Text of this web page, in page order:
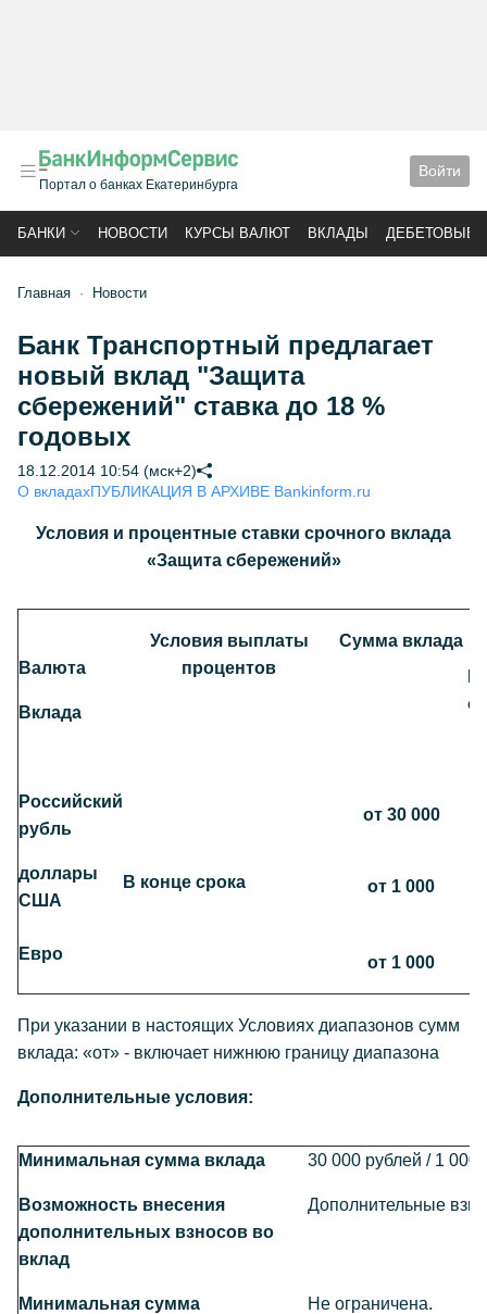
Портал о банках Екатеринбурга
Войти
БАНКИ НОВОСТИ КУРСЫ ВАЛЮТ ВКЛАДЫ ДЕБЕТОВЫЕ
Главная Новости
Банк Транспортный предлагает
новый вклад "Защита
сбережений" ставка до 18 %
годовых
18.12.2014 10:54 (мск+2)
О вкладахПУБЛИКАЦИЯ В АРХИВЕ Bankinform.ru
Условия и процентные ставки срочного вклада
«Защита сбережений»
Валюта
Вклада
Условия выплаты
процентов
Сумма вклада
Российский
рубль
В конце срока
от 30 000
доллары
США
от 1 000
Евро от 1 000
При указании в настоящих Условиях диапазонов сумм
вклада: «от» - включает нижнюю границу диапазона
Дополнительные условия:
Минимальная сумма вклада 30 000 рублей / 1
Возможность внесения
дополнительных взносов во
вклад
Дополнительные
Минимальная сумма
Не ограничена.